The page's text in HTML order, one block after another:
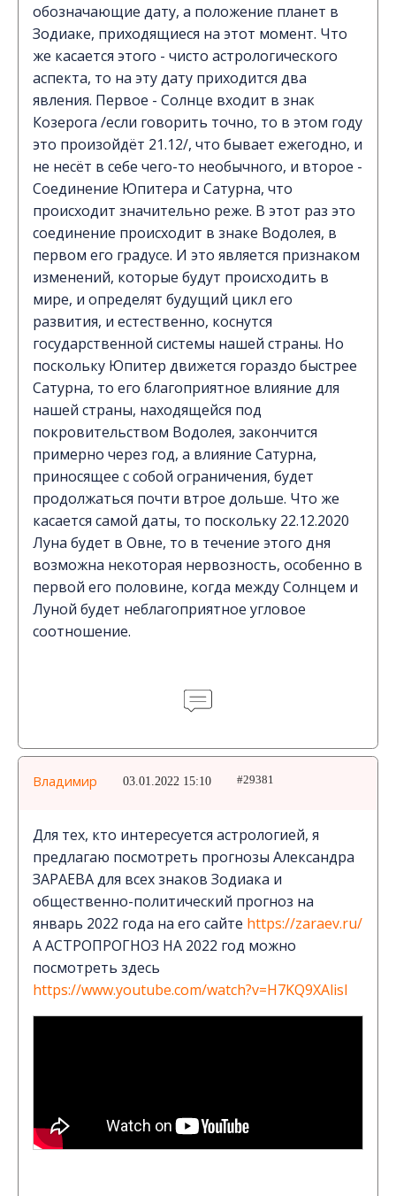
обозначающие дату, а положение планет в
Зодиаке, приходящиеся на этот момент. Что
же касается этого - чисто астрологического
аспекта, то на эту дату приходится два
явления. Первое - Солнце входит в знак
Козерога /если говорить точно, то в этом году
это произойдёт 21.12/, что бывает ежегодно, и
не несёт в себе чего-то необычного, и второе -
Соединение Юпитера и Сатурна, что
происходит значительно реже. В этот раз это
соединение происходит в знаке Водолея, в
первом его градусе. И это является признаком
изменений, которые будут происходить в
мире, и определят будущий цикл его
развития, и естественно, коснутся
государственной системы нашей страны. Но
поскольку Юпитер движется гораздо быстрее
Сатурна, то его благоприятное влияние для
нашей страны, находящейся под
покровительством Водолея, закончится
примерно через год, а влияние Сатурна,
приносящее с собой ограничения, будет
продолжаться почти втрое дольше. Что же
касается самой даты, то поскольку 22.12.2020
Луна будет в Овне, то в течение этого дня
возможна некоторая нервозность, особенно в
первой его половине, когда между Солнцем и
Луной будет неблагоприятное угловое
соотношение.
Владимир 03.01.2022 15:10 #29381
Для тех, кто интересуется астрологией, я
предлагаю посмотреть прогнозы Александра
ЗАРАЕВА для всех знаков Зодиака и
общественно-политический прогноз на
январь 2022 года на его сайте https://zaraev.ru/
А АСТРОПРОГНОЗ НА 2022 год можно
посмотреть здесь
https://www.youtube.com/watch?v=H7KQ9XAlisI